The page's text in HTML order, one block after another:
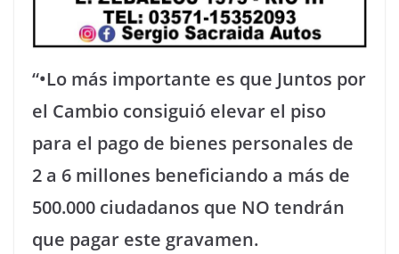
“•Lo más importante es que Juntos por
el Cambio consiguió elevar el piso
para el pago de bienes personales de
2 a 6 millones beneficiando a más de
500.000 ciudadanos que NO tendrán
que pagar este gravamen.